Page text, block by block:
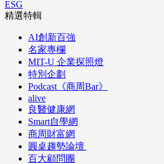
ESG
精選特輯
AI創新百強
名家專欄
MIT-U 企業探照燈
特別企劃
Podcast《商周Bar》
alive
良醫健康網
Smart自學網
商周財富網
圓桌趨勢論壇
百大顧問團